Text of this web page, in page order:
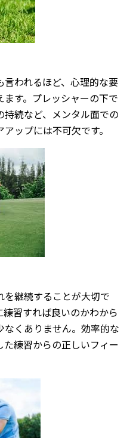
われるほど、心理的な要
す。プレッシャーの下で
続など、メンタル面での
ップには不可欠です。
継続することが大切で
習すれば良いのかわから
くありません。効率的な
練習からの正しいフィー